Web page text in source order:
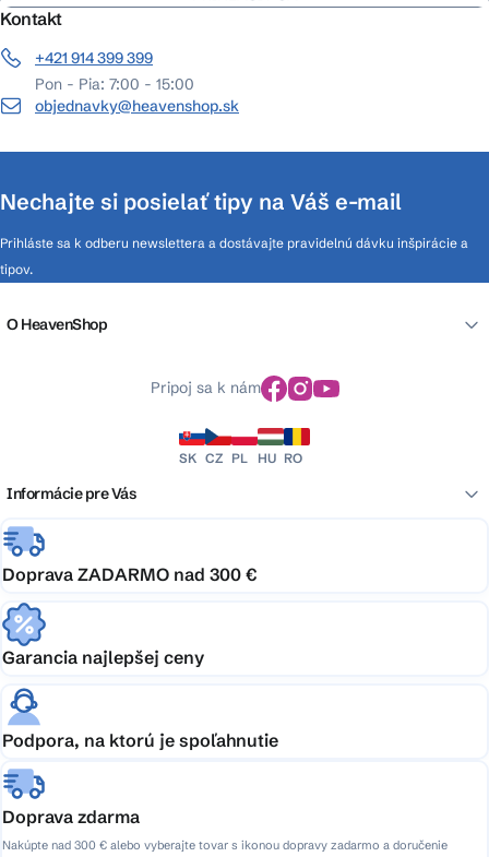
Kontakt
+421 914 399 399
Pon - Pia: 7:00 - 15:00
objednavky@heavenshop.sk
Nechajte si posielať tipy na Váš e-mail
Prihláste sa k odberu newslettera a dostávajte pravidelnú dávku inšpirácie a
tipov.
O HeavenShop
Pripoj sa k nám
SK CZ PL HU RO
Informácie pre Vás
Doprava ZADARMO nad 300 €
Garancia najlepšej ceny
Podpora, na ktorú je spoľahnutie
Doprava zdarma
Nakúpte nad 300 € alebo vyberajte tovar s ikonou dopravy zadarmo a doručenie